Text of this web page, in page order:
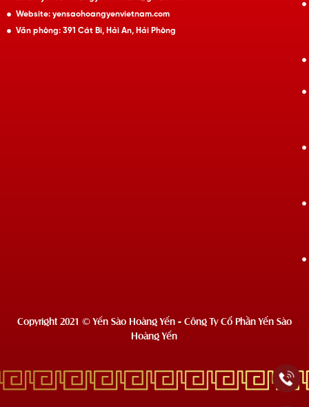
Website: yensaohoangyenvietnam.com
Văn phòng: 391 Cát Bi, Hải An, Hải Phòng
Copyright 2021 © Yến Sào Hoàng Yến - Công Ty Cổ Phần Yến Sào
Hoàng Yến
Deprecated: Hàm wc_enqueue_js hiện tạikhông dùng nữatừ phiên